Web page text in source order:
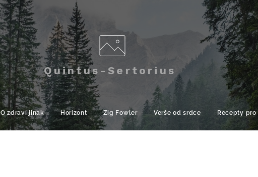
Quintus-Sertorius
O zdraví jinak Horizont Zig Fowler Verše od srdce Recepty